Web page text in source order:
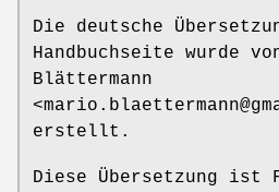
Die deutsche
Handbuchseite wurde
Blättermann
erstellt.
Diese Übersetzung ist